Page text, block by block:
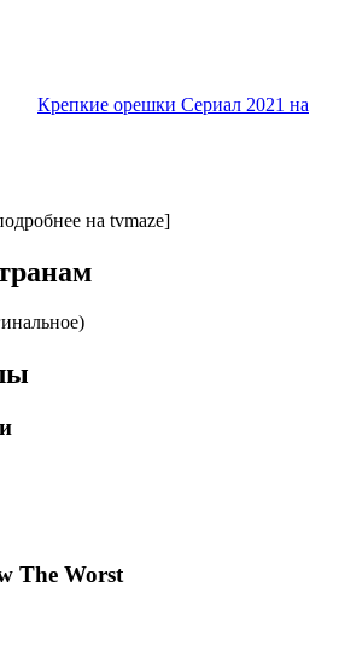
Крепкие орешки Сериал 2021 на
на tvmaze]
The Worst